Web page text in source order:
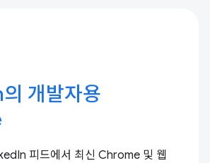
개발자용
피드에서 최신 Chrome 및 웹